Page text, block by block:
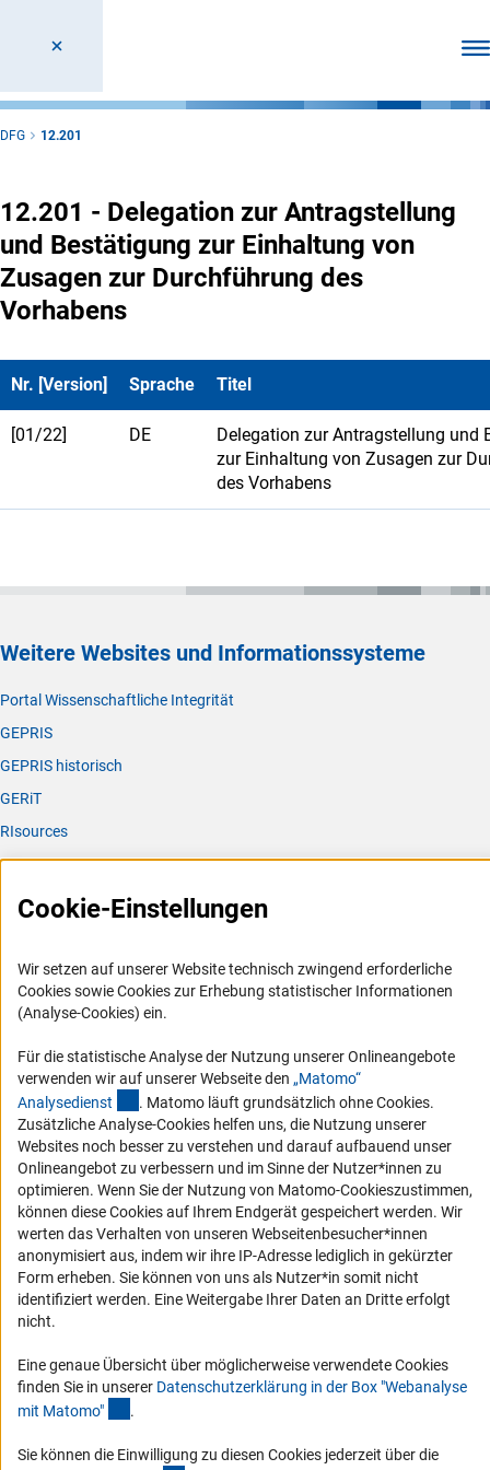
DFG 12.201
12.201 - Delegation zur Antragstellung
und Bestätigung zur Einhaltung von
Zusagen zur Durchführung des
Vorhabens
Nr. [Version] Sprache Titel
[01/22] DE
Delegation zur Antragstellung und
zur Einhaltung von Zusagen zur
des Vorhabens
Weitere Websites und Informationssysteme
Portal Wissenschaftliche Integrität
GEPRIS
GEPRIS historisch
GERiT
RIsources
Service
Presse
Karriere
Logo und Corporate Design
Compliance
Vergabeverfahren
Barrierefreiheit
Service und Informationen für Menschen mit Behinderungen
Erklärung zur Barrierefreiheit
Barriere melden
DFG-aktuell
schauen Sie sich die Ausgaben online an.
Cookie-Einstellungen
Wir setzen auf unserer Website technisch zwingend erforderliche
Cookies sowie Cookies zur Erhebung statistischer Informationen
(Analyse-Cookies) ein.
Für die statistische Analyse der Nutzung unserer Onlineangebote
verwenden wir auf unserer Webseite den „Matomo“
Analysedienst (externer Link)
. Matomo läuft grundsätzlich ohne Cookies.
Zusätzliche Analyse-Cookies helfen uns, die Nutzung unserer
Websites noch besser zu verstehen und darauf aufbauend unser
Onlineangebot zu verbessern und im Sinne der Nutzer*innen zu
optimieren. Wenn Sie der Nutzung von Matomo-Cookieszustimmen,
können diese Cookies auf Ihrem Endgerät gespeichert werden. Wir
werten das Verhalten von unseren Webseitenbesucher*innen
anonymisiert aus, indem wir ihre IP-Adresse lediglich in gekürzter
Form erheben. Sie können von uns als Nutzer*in somit nicht
identifiziert werden. Eine Weitergabe Ihrer Daten an Dritte erfolgt
nicht.
Eine genaue Übersicht über möglicherweise verwendete Cookies
finden Sie in unserer Datenschutzerklärung in der Box "Webanalyse
mit Matomo" .
Sie können die Einwilligung zu diesen Cookies jederzeit über die